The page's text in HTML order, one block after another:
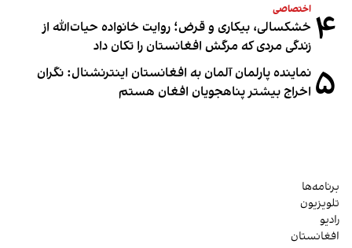
۴ اختصاصی
خشکسالی، بیکاری و قرض؛ روایت خانواده حیات‌الله از
زندگی مردی که مرگش افغانستان را تکان داد
۵ نماینده پارلمان آلمان به افغانستان اینترنشنال: نگران
اخراج بیشتر پناهجویان افغان هستم
برنامه‌ها
تلویزیون
رادیو
افغانستان